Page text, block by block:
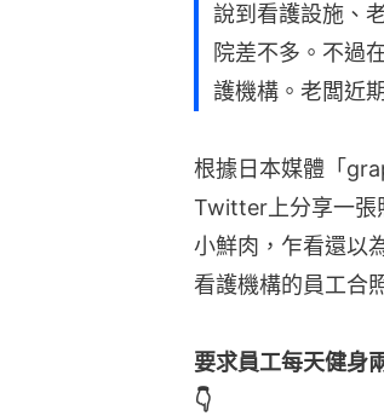
說到看護設施、
院差不多。不過
護機構。老闆近
根據日本媒體「
Twitter上分享一張
小鮮肉，乍看還以
看護機構的員工合
要求員工每天健身
👇